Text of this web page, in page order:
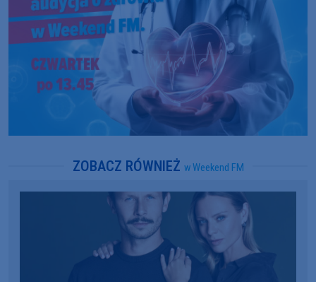
ZOBACZ RÓWNIEŻ w Weekend FM